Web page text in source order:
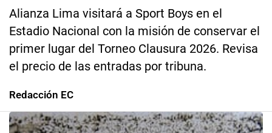
Alianza Lima visitará a Sport Boys en el
Estadio Nacional con la misión de conservar el
primer lugar del Torneo Clausura 2026. Revisa
el precio de las entradas por tribuna.
Redacción EC